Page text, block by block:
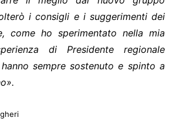
i consigli e i suggerimenti dei
come ho sperimentato nella mia
di Presidente regionale
hanno sempre sostenuto e spinto a